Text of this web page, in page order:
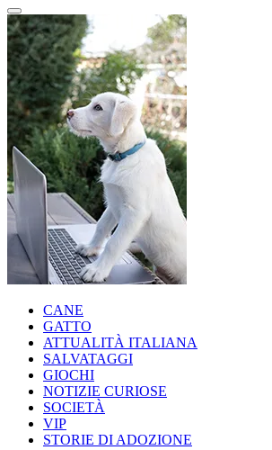
CANE
GATTO
ATTUALITÀ ITALIANA
SALVATAGGI
GIOCHI
NOTIZIE CURIOSE
SOCIETÀ
VIP
STORIE DI ADOZIONE